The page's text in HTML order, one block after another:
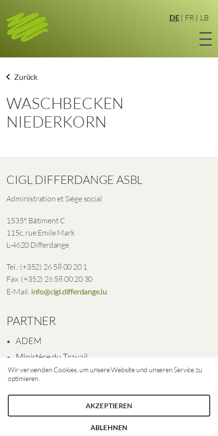
Wir verwenden Cookies, um unsere Website und unseren Service zu
optimieren.
AKZEPTIEREN
ABLEHNEN
DE FR LB
Zurück
WASCHBECKEN
NIEDERKORN
CIGL DIFFERDANGE ASBL
Administration et Siége social
1535°, Bâtiment C
115c, rue Emile Mark
L-4620 Differdange
Tel.: (+352) 26 58 00 20 1
Fax: (+352) 26 58 00 20 30
E-Mail: info@cigl.differdange.lu
PARTNER
ADEM
Ministère du Travail
Ville de Differdange